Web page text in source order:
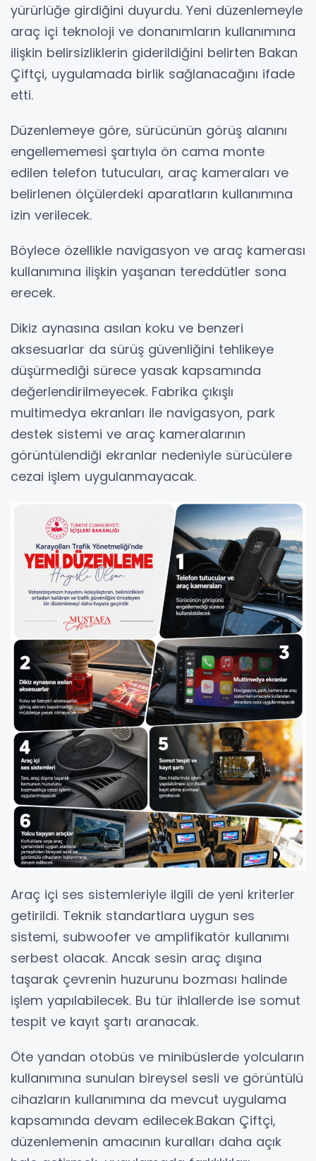
yürürlüğe girdiğini duyurdu. Yeni düzenlemeyle
araç içi teknoloji ve donanımların kullanımına
ilişkin belirsizliklerin giderildiğini belirten Bakan
Çiftçi, uygulamada birlik sağlanacağını ifade
etti.
Düzenlemeye göre, sürücünün görüş alanını
engellememesi şartıyla ön cama monte
edilen telefon tutucuları, araç kameraları ve
belirlenen ölçülerdeki aparatların kullanımına
izin verilecek.
Böylece özellikle navigasyon ve araç kamerası
kullanımına ilişkin yaşanan tereddütler sona
erecek.
Dikiz aynasına asılan koku ve benzeri
aksesuarlar da sürüş güvenliğini tehlikeye
düşürmediği sürece yasak kapsamında
değerlendirilmeyecek. Fabrika çıkışlı
multimedya ekranları ile navigasyon, park
destek sistemi ve araç kameralarının
görüntülendiği ekranlar nedeniyle sürücülere
cezai işlem uygulanmayacak.
Araç içi ses sistemleriyle ilgili de yeni kriterler
getirildi. Teknik standartlara uygun ses
sistemi, subwoofer ve amplifikatör kullanımı
serbest olacak. Ancak sesin araç dışına
taşarak çevrenin huzurunu bozması halinde
işlem yapılabilecek. Bu tür ihlallerde ise somut
tespit ve kayıt şartı aranacak.
Öte yandan otobüs ve minibüslerde yolcuların
kullanımına sunulan bireysel sesli ve görüntülü
cihazların kullanımına da mevcut uygulama
kapsamında devam edilecek.Bakan Çiftçi,
düzenlemenin amacının kuralları daha açık